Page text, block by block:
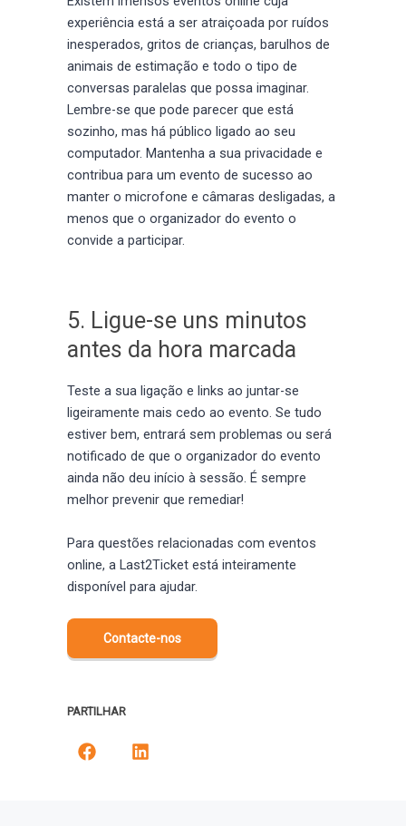
experiência está a ser atraiçoada por ruídos
inesperados, gritos de crianças, barulhos de
animais de estimação e todo o tipo de
conversas paralelas que possa imaginar.
Lembre-se que pode parecer que está
sozinho, mas há público ligado ao seu
computador. Mantenha a sua privacidade e
contribua para um evento de sucesso ao
manter o microfone e câmaras desligadas, a
menos que o organizador do evento o
convide a participar.
5. Ligue-se uns minutos
antes da hora marcada
Teste a sua ligação e links ao juntar-se
ligeiramente mais cedo ao evento. Se tudo
estiver bem, entrará sem problemas ou será
notificado de que o organizador do evento
ainda não deu início à sessão. É sempre
melhor prevenir que remediar!
Para questões relacionadas com eventos
online, a Last2Ticket está inteiramente
disponível para ajudar.
Contacte-nos
PARTILHAR